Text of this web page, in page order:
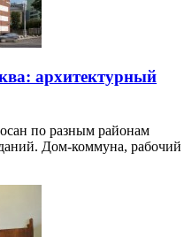
архитектурный
по разным районам
Дом-коммуна, рабочий